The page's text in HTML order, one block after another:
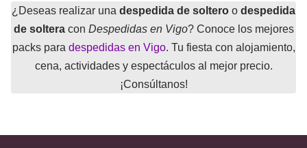
¿Deseas realizar una despedida de soltero o despedida
de solteracon Despedidas en Vigo? Conoce los mejores
packs para despedidas en Vigo. Tu fiesta con alojamiento,
cena, actividades y espectáculos al mejor precio.
¡Consúltanos!